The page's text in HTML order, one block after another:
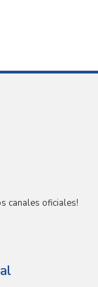
canales oficiales!